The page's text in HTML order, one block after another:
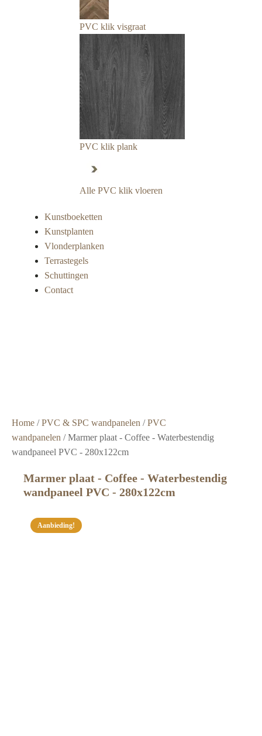
PVC klik visgraat
PVC klik plank
Alle PVC klik vloeren
Kunstboeketten
Kunstplanten
Vlonderplanken
Terrastegels
Schuttingen
Contact
Home /PVC & SPC wandpanelen /PVC
wandpanelen / Marmer plaat - Coffee - Waterbestendig
wandpaneel PVC - 280x122cm
Marmer plaat - Coffee - Waterbestendig
wandpaneel PVC - 280x122cm
Aanbieding!